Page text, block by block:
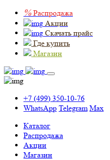
% Распродажа
Акции
Скачать прайс
Где купить
Магазин
+7 (499) 350-10-76
WhatsApp Telegram Max
Каталог
Распродажа
Акции
Магазин